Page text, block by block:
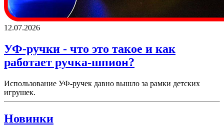
12.07.2026
УФ-ручки - что это такое и как
работает ручка-шпион?
Использование УФ-ручек давно вышло за рамки детских
игрушек.
Новинки